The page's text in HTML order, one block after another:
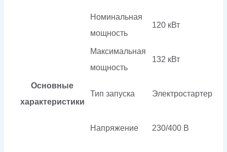
Основные
характеристики
Номинальная
мощность
120 кВт
Максимальная
мощность
132 кВт
Тип запуска Электростартер
Напряжение 230/400 В